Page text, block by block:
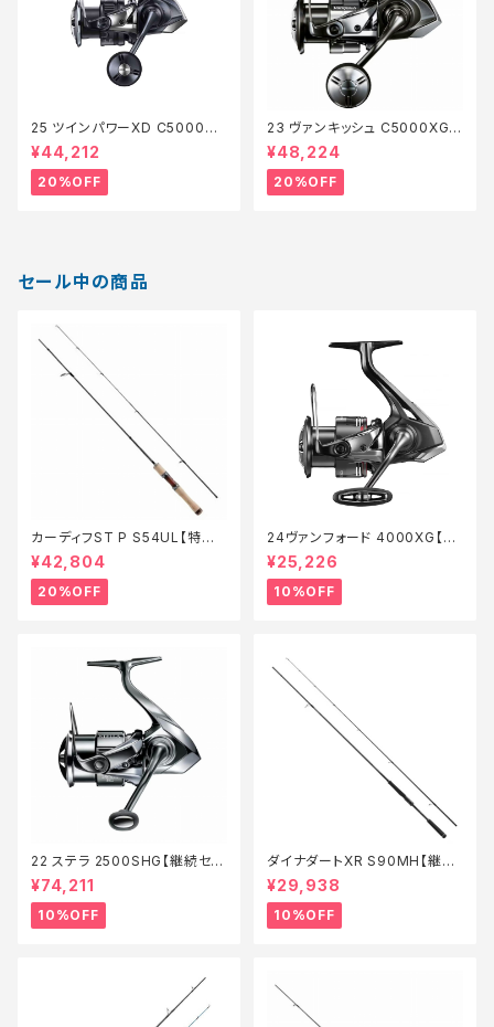
25 ツインパワーXD C5000XG
【特価リール】【20】
¥44,212
20%OFF
23 ヴァンキッシュ C5000XG
【特価リール】【20】
¥48,224
20%OFF
セール中の商品
カーディフST P S54UL【特価
ロッド】【20】
¥42,804
20%OFF
24ヴァンフォード 4000XG【継
続セール_リール】【10】
¥25,226
10%OFF
22 ステラ 2500SHG【継続セー
ル_リール】【10】
¥74,211
10%OFF
ダイナダートXR S90MH【継続
セール_ロッド】【10】
¥29,938
10%OFF